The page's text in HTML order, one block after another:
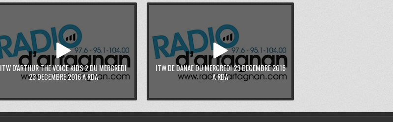
ITW D'ARTHUR THE VOICE KIDS 2 DU MERCREDI
23 DECEMBRE 2016 A RDA
ITW DE DANAE DU MERCREDI 23 DECEMBRE 2016
A RDA